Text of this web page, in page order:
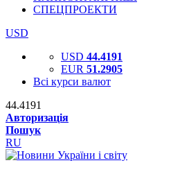
СПЕЦПРОЕКТИ
USD
USD 44.4191
EUR 51.2905
Всі курси валют
44.4191
Авторизація
Пошук
RU